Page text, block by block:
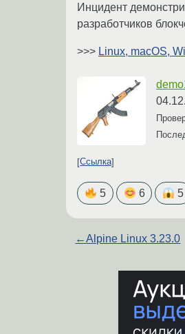
Инцидент
разработчиков
>>> Linux, macOS,
Ссылка
5 6 5
←Alpine Linux 3.23.0